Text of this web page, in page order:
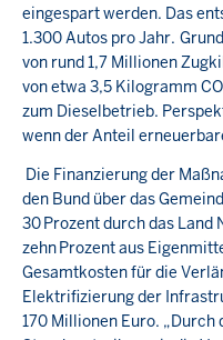
eingespart werden. Das
1.300 Autos pro Jahr.
von rund 1,7 Millionen
von etwa 3,5 Kilogramm
zum Dieselbetrieb.
wenn der Anteil
Die Finanzierung der
den Bund über das
30 Prozent durch das Land
zehn Prozent aus
Gesamtkosten für die
Elektrifizierung der
170 Millionen Euro.